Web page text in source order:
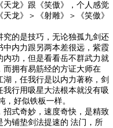
龙》跟《笑傲》，个人感觉
龙》＞《射雕》＞《笑傲》
究的是技巧，无论独孤九剑还
内力跟另两本差很远，紫霞
功，但是看看岳不群武力就
拥有易筋经的方证大师在
湖，任我行是以内力著称，剑
行用吸星大法根本就没有吸
，好似铁板一样。
式奇妙，速度奇快，是精致
铺垫剑法提速的 法门，所